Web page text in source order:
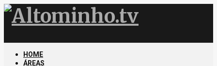
HOME
ÁREAS